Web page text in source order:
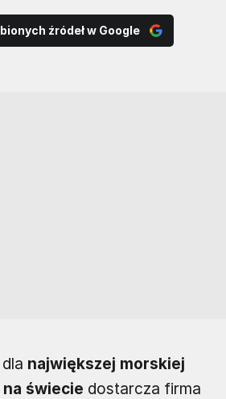
źródeł w Google
największej morskiej
świecie dostarcza firma